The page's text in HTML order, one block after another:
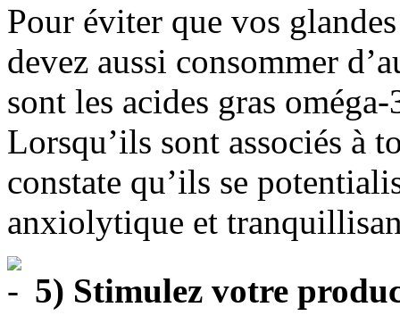
Pour éviter que vos
devez aussi consommer
sont les acides gras
Lorsqu’ils sont associés à
constate qu’ils se
anxiolytique et
5) Stimulez votre